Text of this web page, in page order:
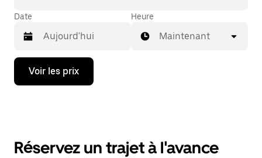
Date
Appuyez
la
ouvrir
Heure
Maintenant
Voir les prix
Réservez un trajet à l'avance